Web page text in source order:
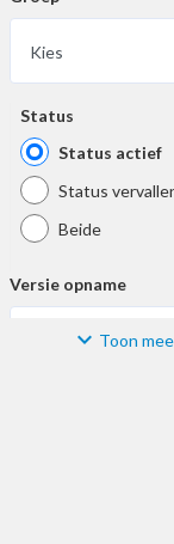
Kies
Status
Status actief
Status
Beide
Versie opname
Toon